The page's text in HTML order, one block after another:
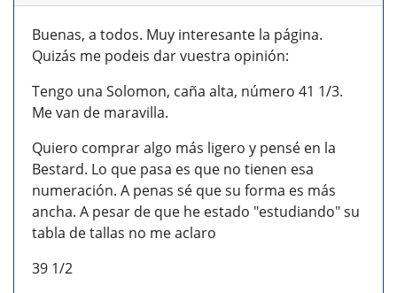
Buenas, a todos. Muy interesante la página.
Quizás me podeis dar vuestra opinión:
Tengo una Solomon, caña alta, número 41 1/3.
Me van de maravilla.
Quiero comprar algo más ligero y pensé en la
Bestard. Lo que pasa es que no tienen esa
numeración. A penas sé que su forma es más
ancha. A pesar de que he estado "estudiando" su
tabla de tallas no me aclaro
39 1/2